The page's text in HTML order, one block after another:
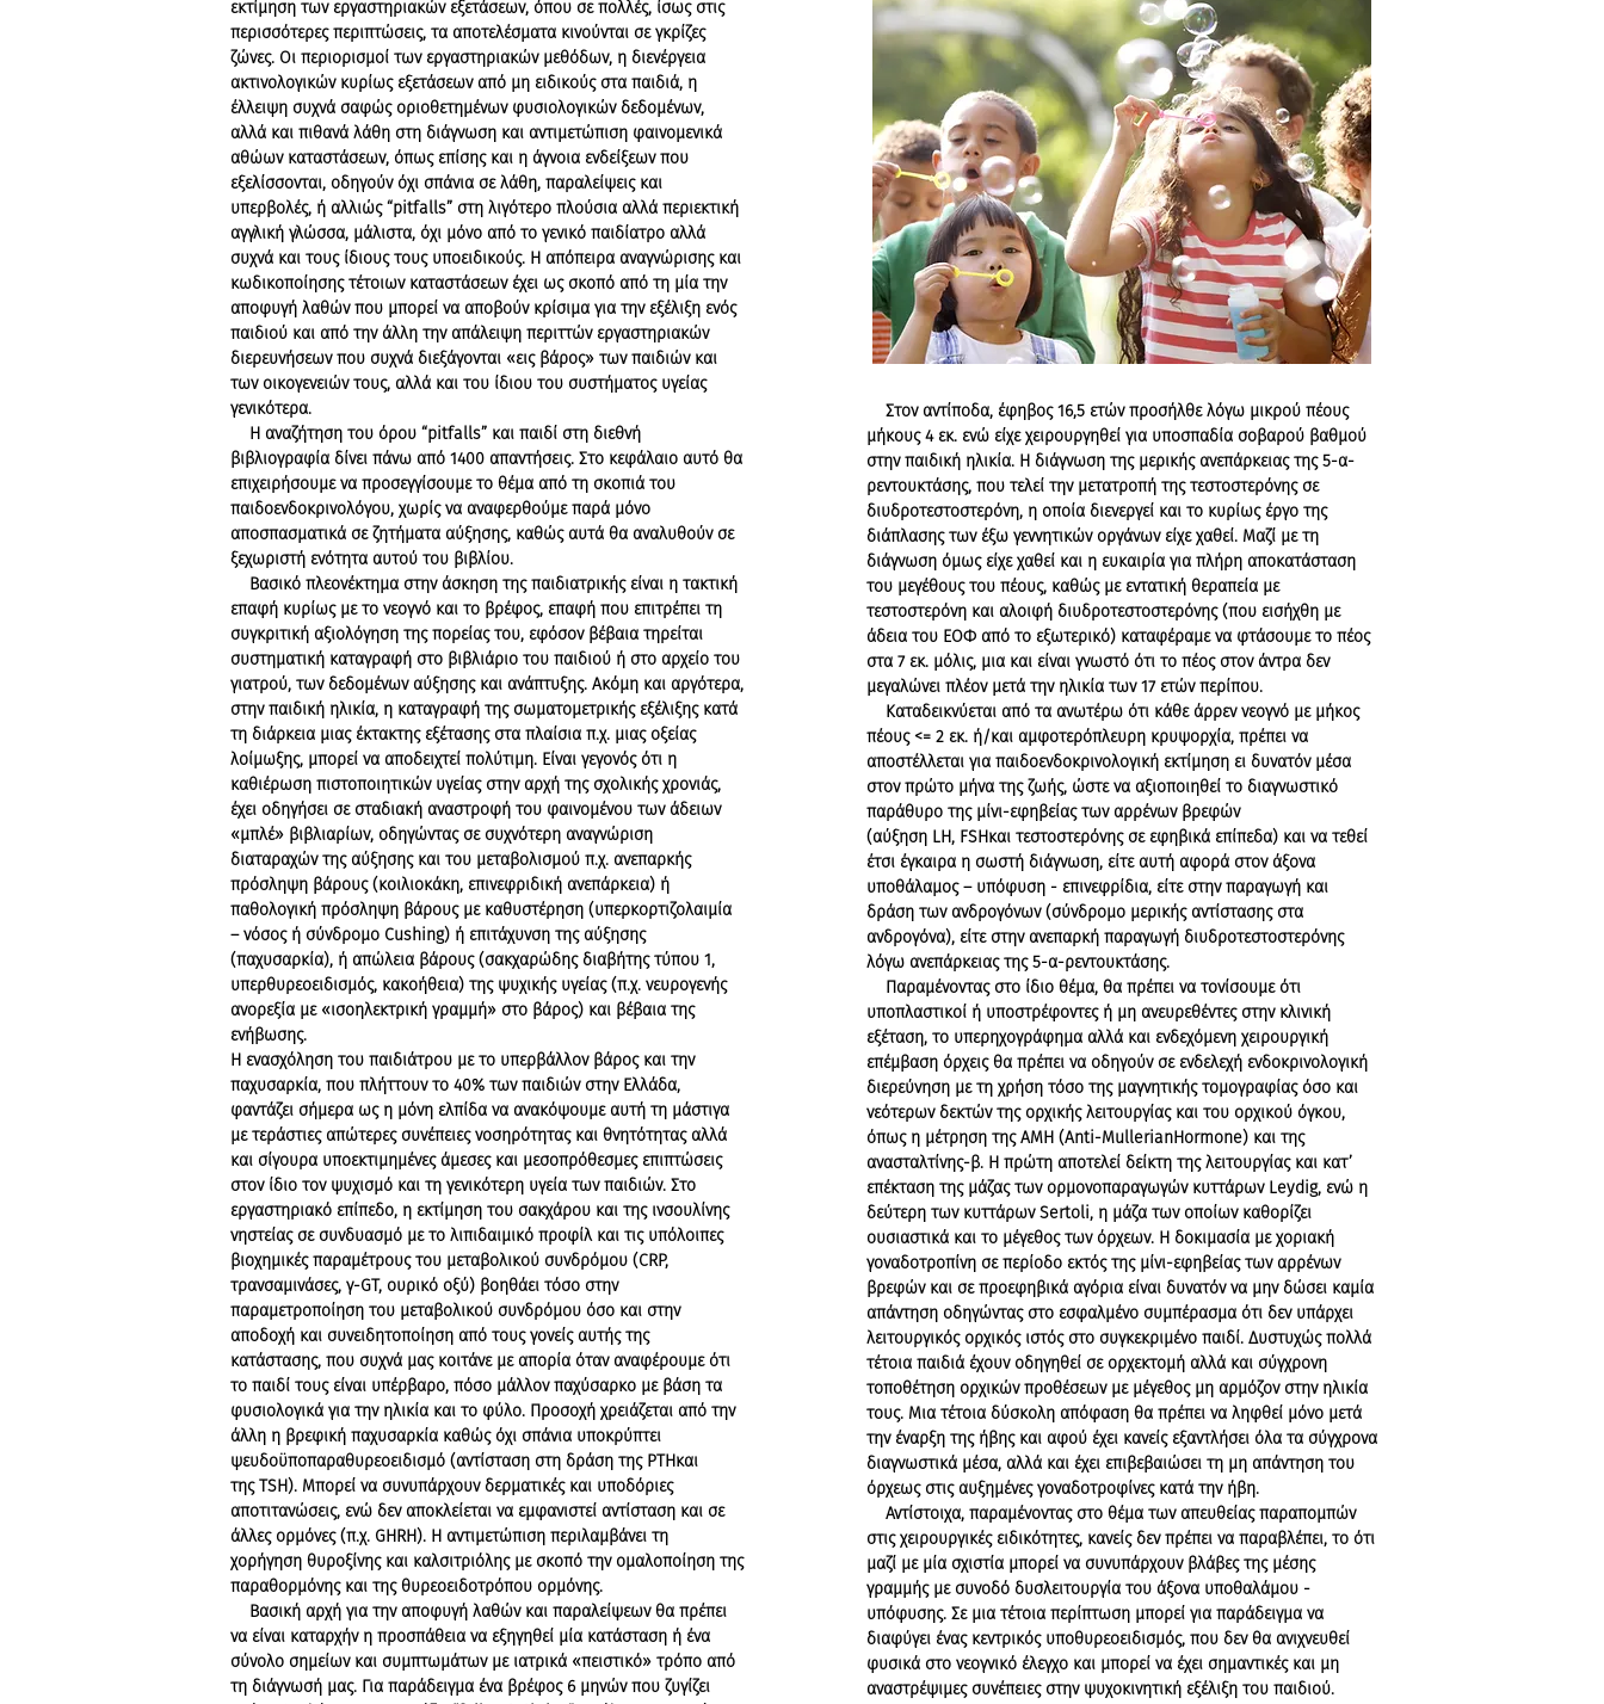
εκτίμηση των εργαστηριακών εξετάσεων, όπου σε πολλές, ίσως στις
περισσότερες περιπτώσεις, τα αποτελέσματα κινούνται σε γκρίζες
ζώνες. Οι περιορισμοί των εργαστηριακών μεθόδων, η διενέργεια
ακτινολογικών κυρίως εξετάσεων από μη ειδικούς στα παιδιά, η
έλλειψη συχνά σαφώς οριοθετημένων φυσιολογικών δεδομένων,
αλλά και πιθανά λάθη στη διάγνωση και αντιμετώπιση φαινομενικά
αθώων καταστάσεων, όπως επίσης και η άγνοια ενδείξεων που
εξελίσσονται, οδηγούν όχι σπάνια σε λάθη, παραλείψεις και
υπερβολές, ή αλλιώς “pitfalls” στη λιγότερο πλούσια αλλά περιεκτική
αγγλική γλώσσα, μάλιστα, όχι μόνο από το γενικό παιδίατρο αλλά
συχνά και τους ίδιους τους υποειδικούς. Η απόπειρα αναγνώρισης και
κωδικοποίησης τέτοιων καταστάσεων έχει ως σκοπό από τη μία την
αποφυγή λαθών που μπορεί να αποβούν κρίσιμα για την εξέλιξη ενός
παιδιού και από την άλλη την απάλειψη περιττών εργαστηριακών
διερευνήσεων που συχνά διεξάγονται «εις βάρος» των παιδιών και
των οικογενειών τους, αλλά και του ίδιου του συστήματος υγείας
γενικότερα.
Η αναζήτηση του όρου “pitfalls” και παιδί στη διεθνή
βιβλιογραφία δίνει πάνω από 1400 απαντήσεις. Στο κεφάλαιο αυτό θα
επιχειρήσουμε να προσεγγίσουμε το θέμα από τη σκοπιά του
παιδοενδοκρινολόγου, χωρίς να αναφερθούμε παρά μόνο
αποσπασματικά σε ζητήματα αύξησης, καθώς αυτά θα αναλυθούν σε
ξεχωριστή ενότητα αυτού του βιβλίου.
Βασικό πλεονέκτημα στην άσκηση της παιδιατρικής είναι η τακτική
επαφή κυρίως με το νεογνό και το βρέφος, επαφή που επιτρέπει τη
συγκριτική αξιολόγηση της πορείας του, εφόσον βέβαια τηρείται
συστηματική καταγραφή στο βιβλιάριο του παιδιού ή στο αρχείο του
γιατρού, των δεδομένων αύξησης και ανάπτυξης. Ακόμη και αργότερα,
στην παιδική ηλικία, η καταγραφή της σωματομετρικής εξέλιξης κατά
τη διάρκεια μιας έκτακτης εξέτασης στα πλαίσια π.χ. μιας οξείας
λοίμωξης, μπορεί να αποδειχτεί πολύτιμη. Είναι γεγονός ότι η
καθιέρωση πιστοποιητικών υγείας στην αρχή της σχολικής χρονιάς,
έχει οδηγήσει σε σταδιακή αναστροφή του φαινομένου των άδειων
«μπλέ» βιβλιαρίων, οδηγώντας σε συχνότερη αναγνώριση
διαταραχών της αύξησης και του μεταβολισμού π.χ. ανεπαρκής
πρόσληψη βάρους (κοιλιοκάκη, επινεφριδική ανεπάρκεια) ή
παθολογική πρόσληψη βάρους με καθυστέρηση (υπερκορτιζολαιμία
– νόσος ή σύνδρομο Cushing) ή επιτάχυνση της αύξησης
(παχυσαρκία), ή απώλεια βάρους (σακχαρώδης διαβήτης τύπου 1,
υπερθυρεοειδισμός, κακοήθεια) της ψυχικής υγείας (π.χ. νευρογενής
ανορεξία με «ισοηλεκτρική γραμμή» στο βάρος) και βέβαια της
ενήβωσης.
Η ενασχόληση του παιδιάτρου με το υπερβάλλον βάρος και την
παχυσαρκία, που πλήττουν το 40% των παιδιών στην Ελλάδα,
φαντάζει σήμερα ως η μόνη ελπίδα να ανακόψουμε αυτή τη μάστιγα
με τεράστιες απώτερες συνέπειες νοσηρότητας και θνητότητας αλλά
και σίγουρα υποεκτιμημένες άμεσες και μεσοπρόθεσμες επιπτώσεις
στον ίδιο τον ψυχισμό και τη γενικότερη υγεία των παιδιών. Στο
εργαστηριακό επίπεδο, η εκτίμηση του σακχάρου και της ινσουλίνης
νηστείας σε συνδυασμό με το λιπιδαιμικό προφίλ και τις υπόλοιπες
βιοχημικές παραμέτρους του μεταβολικού συνδρόμου (CRP,
τρανσαμινάσες, γ-GT, ουρικό οξύ) βοηθάει τόσο στην
παραμετροποίηση του μεταβολικού συνδρόμου όσο και στην
αποδοχή και συνειδητοποίηση από τους γονείς αυτής της
κατάστασης, που συχνά μας κοιτάνε με απορία όταν αναφέρουμε ότι
το παιδί τους είναι υπέρβαρο, πόσο μάλλον παχύσαρκο με βάση τα
φυσιολογικά για την ηλικία και το φύλο. Προσοχή χρειάζεται από την
άλλη η βρεφική παχυσαρκία καθώς όχι σπάνια υποκρύπτει
ψευδοϋποπαραθυρεοειδισμό (αντίσταση στη δράση της PTHκαι
της TSH). Μπορεί να συνυπάρχουν δερματικές και υποδόριες
αποτιτανώσεις, ενώ δεν αποκλείεται να εμφανιστεί αντίσταση και σε
άλλες ορμόνες (π.χ. GHRH). Η αντιμετώπιση περιλαμβάνει τη
χορήγηση θυροξίνης και καλσιτριόλης με σκοπό την ομαλοποίηση της
παραθορμόνης και της θυρεοειδοτρόπου ορμόνης.
Βασική αρχή για την αποφυγή λαθών και παραλείψεων θα πρέπει
να είναι καταρχήν η προσπάθεια να εξηγηθεί μία κατάσταση ή ένα
σύνολο σημείων και συμπτωμάτων με ιατρικά «πειστικό» τρόπο από
τη διάγνωσή μας. Για παράδειγμα ένα βρέφος 6 μηνών που ζυγίζει
Στον αντίποδα, έφηβος 16,5 ετών προσήλθε λόγω μικρού πέους
μήκους 4 εκ. ενώ είχε χειρουργηθεί για υποσπαδία σοβαρού βαθμού
στην παιδική ηλικία. Η διάγνωση της μερικής ανεπάρκειας της 5-α-
ρεντουκτάσης, που τελεί την μετατροπή της τεστοστερόνης σε
διυδροτεστοστερόνη, η οποία διενεργεί και το κυρίως έργο της
διάπλασης των έξω γεννητικών οργάνων είχε χαθεί. Μαζί με τη
διάγνωση όμως είχε χαθεί και η ευκαιρία για πλήρη αποκατάσταση
του μεγέθους του πέους, καθώς με εντατική θεραπεία με
τεστοστερόνη και αλοιφή διυδροτεστοστερόνης (που εισήχθη με
άδεια του ΕΟΦ από το εξωτερικό) καταφέραμε να φτάσουμε το πέος
στα 7 εκ. μόλις, μια και είναι γνωστό ότι το πέος στον άντρα δεν
μεγαλώνει πλέον μετά την ηλικία των 17 ετών περίπου.
Καταδεικνύεται από τα ανωτέρω ότι κάθε άρρεν νεογνό με μήκος
πέους <= 2 εκ. ή/και αμφοτερόπλευρη κρυψορχία, πρέπει να
αποστέλλεται για παιδοενδοκρινολογική εκτίμηση ει δυνατόν μέσα
στον πρώτο μήνα της ζωής, ώστε να αξιοποιηθεί το διαγνωστικό
παράθυρο της μίνι-εφηβείας των αρρένων βρεφών
(αύξηση LH, FSHκαι τεστοστερόνης σε εφηβικά επίπεδα) και να τεθεί
έτσι έγκαιρα η σωστή διάγνωση, είτε αυτή αφορά στον άξονα
υποθάλαμος – υπόφυση - επινεφρίδια, είτε στην παραγωγή και
δράση των ανδρογόνων (σύνδρομο μερικής αντίστασης στα
ανδρογόνα), είτε στην ανεπαρκή παραγωγή διυδροτεστοστερόνης
λόγω ανεπάρκειας της 5-α-ρεντουκτάσης.
Παραμένοντας στο ίδιο θέμα, θα πρέπει να τονίσουμε ότι
υποπλαστικοί ή υποστρέφοντες ή μη ανευρεθέντες στην κλινική
εξέταση, το υπερηχογράφημα αλλά και ενδεχόμενη χειρουργική
επέμβαση όρχεις θα πρέπει να οδηγούν σε ενδελεχή ενδοκρινολογική
διερεύνηση με τη χρήση τόσο της μαγνητικής τομογραφίας όσο και
νεότερων δεκτών της ορχικής λειτουργίας και του ορχικού όγκου,
όπως η μέτρηση της AMH (Anti-MullerianHormone) και της
ανασταλτίνης-β. Η πρώτη αποτελεί δείκτη της λειτουργίας και κατ’
επέκταση της μάζας των ορμονοπαραγωγών κυττάρων Leydig, ενώ η
δεύτερη των κυττάρων Sertoli, η μάζα των οποίων καθορίζει
ουσιαστικά και το μέγεθος των όρχεων. Η δοκιμασία με χοριακή
γοναδοτροπίνη σε περίοδο εκτός της μίνι-εφηβείας των αρρένων
βρεφών και σε προεφηβικά αγόρια είναι δυνατόν να μην δώσει καμία
απάντηση οδηγώντας στο εσφαλμένο συμπέρασμα ότι δεν υπάρχει
λειτουργικός ορχικός ιστός στο συγκεκριμένο παιδί. Δυστυχώς πολλά
τέτοια παιδιά έχουν οδηγηθεί σε ορχεκτομή αλλά και σύγχρονη
τοποθέτηση ορχικών προθέσεων με μέγεθος μη αρμόζον στην ηλικία
τους. Μια τέτοια δύσκολη απόφαση θα πρέπει να ληφθεί μόνο μετά
την έναρξη της ήβης και αφού έχει κανείς εξαντλήσει όλα τα σύγχρονα
διαγνωστικά μέσα, αλλά και έχει επιβεβαιώσει τη μη απάντηση του
όρχεως στις αυξημένες γοναδοτροφίνες κατά την ήβη.
Αντίστοιχα, παραμένοντας στο θέμα των απευθείας παραπομπών
στις χειρουργικές ειδικότητες, κανείς δεν πρέπει να παραβλέπει, το ότι
μαζί με μία σχιστία μπορεί να συνυπάρχουν βλάβες της μέσης
γραμμής με συνοδό δυσλειτουργία του άξονα υποθαλάμου -
υπόφυσης. Σε μια τέτοια περίπτωση μπορεί για παράδειγμα να
διαφύγει ένας κεντρικός υποθυρεοειδισμός, που δεν θα ανιχνευθεί
φυσικά στο νεογνικό έλεγχο και μπορεί να έχει σημαντικές και μη
αναστρέψιμες συνέπειες στην ψυχοκινητική εξέλιξη του παιδιού.